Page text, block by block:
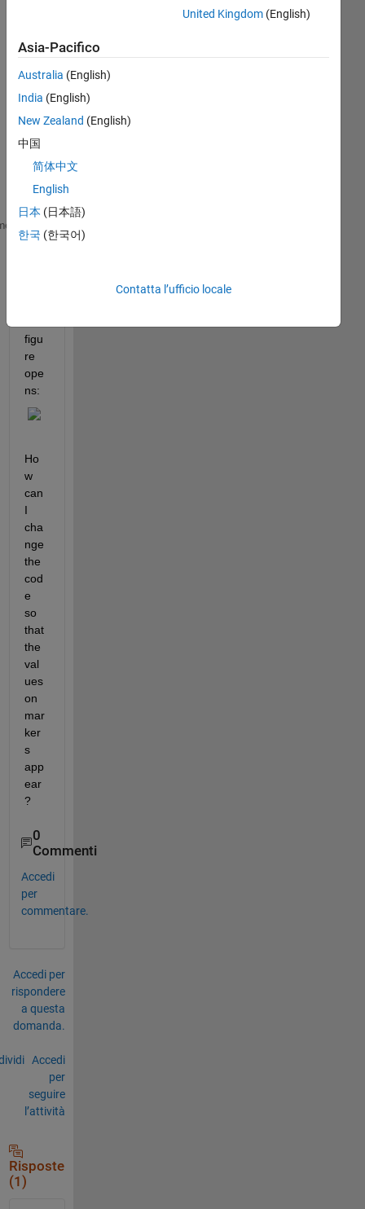
Wh
en I
x=0
.4:3
.6;
y1=[17.25 33.6 36.72 37.2 36.8 36.75 32.7];
figu
re
ope
ns:
Ho
w
can
I
cha
nge
the
cod
e
so
that
the
val
ues
on
mar
ker
s
app
ear
?
0
Commenti
Accedi
per
commentare.
Accedi per
rispondere
a questa
domanda.
Accedi
per
seguire
l’attività
Risposte
(1)
United Kingdom(English)
Asia-Pacifico
Australia (English)
India (English)
New Zealand (English)
中国
简体中文
English
日本 (日本語)
한국 (한국어)
Contatta l’ufficio locale